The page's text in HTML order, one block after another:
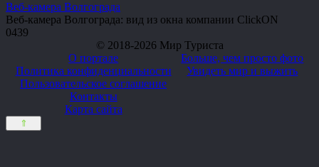
Веб-камера Волгограда
Веб-камера Волгограда: вид из окна компании ClickON
0439
© 2018-2026 Мир Туриста
О портале
Политика конфиденциальности
Пользовательское соглашение
Контакты
Карта сайта
Больше, чем просто фото
Увидеть мир и выжить